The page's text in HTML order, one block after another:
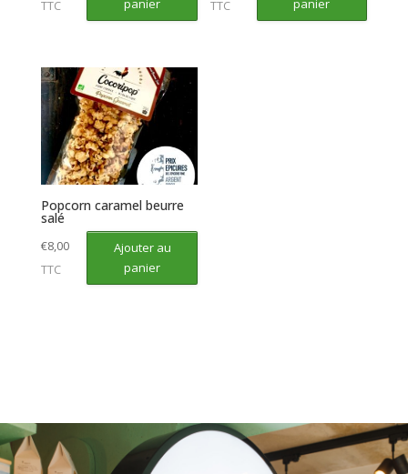
TTC panier TTC panier
Popcorn caramel beurre
salé
€8,00
TTC
Ajouter au
panier